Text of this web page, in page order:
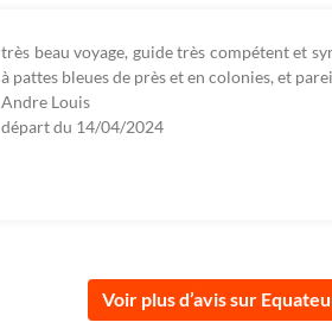
très beau voyage, guide très compétent et
à pattes bleues de près et en colonies, et
Andre Louis
départ du 14/04/2024
Voir plus d’avis sur